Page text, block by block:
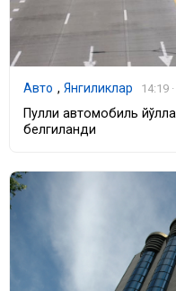
Авто , Янгиликлар 14:19
Пулли автомобиль
белгиланди